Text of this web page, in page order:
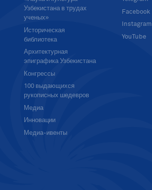
Узбекистана в трудах
ученых»
Историческая
библиотека
Архитектурная
эпиграфика Узбекистана
Конгрессы
100 выдающихся
рукописных шедевров
Медиа
Инновации
Медиа-ивенты
Facebook
Instagram
YouTube